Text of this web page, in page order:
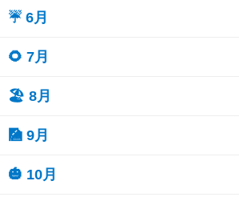
☔ 6月
🌻 7月
🏖 8月
🎑 9月
🎃 10月